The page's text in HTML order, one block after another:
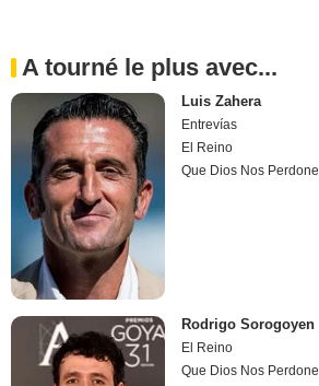
A tourné le plus avec...
Luis Zahera
Entrevías
El Reino
Que Dios Nos Perdone
Rodrigo Sorogoyen
El Reino
Que Dios Nos Perdone